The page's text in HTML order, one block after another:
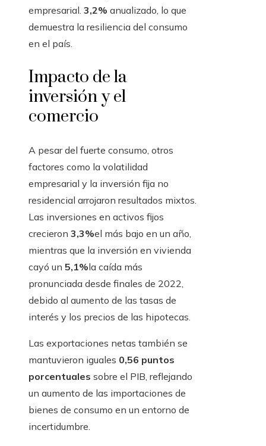
empresarial. 3,2% anualizado, lo que
demuestra la resiliencia del consumo
en el país.
Impacto de la
inversión y el
comercio
A pesar del fuerte consumo, otros
factores como la volatilidad
empresarial y la inversión fija no
residencial arrojaron resultados mixtos.
Las inversiones en activos fijos
crecieron 3,3%el más bajo en un año,
mientras que la inversión en vivienda
cayó un 5,1%la caída más
pronunciada desde finales de 2022,
debido al aumento de las tasas de
interés y los precios de las hipotecas.
Las exportaciones netas también se
mantuvieron iguales 0,56 puntos
porcentuales sobre el PIB, reflejando
un aumento de las importaciones de
bienes de consumo en un entorno de
incertidumbre.